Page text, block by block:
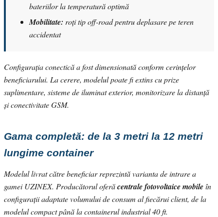
bateriilor la temperatură optimă
Mobilitate: roți tip off-road pentru deplasare pe teren
accidentat
Configurația conectică a fost dimensionată conform cerințelor
beneficiarului. La cerere, modelul poate fi extins cu prize
suplimentare, sisteme de iluminat exterior, monitorizare la distanță
și conectivitate GSM.
Gama completă: de la 3 metri la 12 metri
lungime container
Modelul livrat către beneficiar reprezintă varianta de intrare a
gamei UZINEX. Producătorul oferăcentrale fotovoltaice mobileîn
configurații adaptate volumului de consum al fiecărui client, de la
modelul compact până la containerul industrial 40 ft.